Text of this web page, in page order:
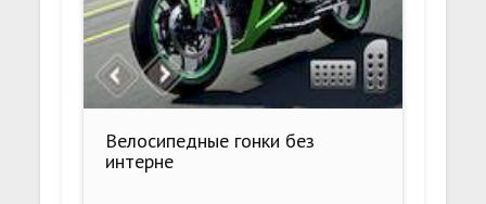
Велосипедные гонки без
интерне